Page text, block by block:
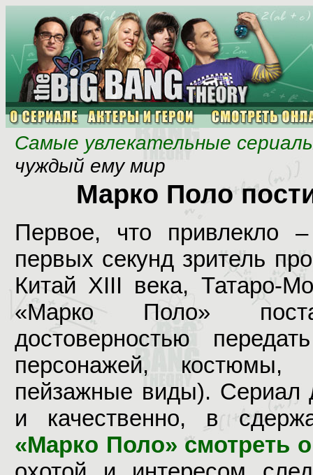
Самые увлекательные
чуждый ему мир
Марко Поло
Первое, что привлекло
первых секунд зритель
Китай XIII века, Татаро-
«Марко Поло»
достоверностью
персонажей, костюмы,
пейзажные виды). Сериал
и качественно, в
«Марко Поло» смотреть